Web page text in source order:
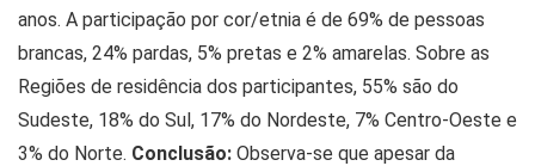
anos. A participação por cor/etnia é de 69% de pessoas
brancas, 24% pardas, 5% pretas e 2% amarelas. Sobre as
Regiões de residência dos participantes, 55% são do
Sudeste, 18% do Sul, 17% do Nordeste, 7% Centro-Oeste e
3% do Norte. Conclusão: Observa-se que apesar da